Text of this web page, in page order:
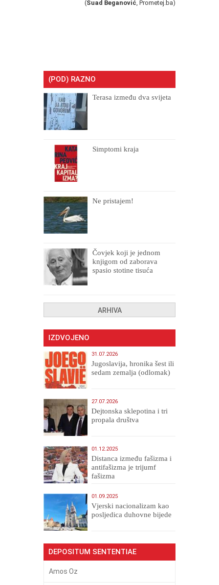
(Suad Beganović , Prometej.ba)
(POD) RAZNO
Terasa između dva svijeta
Simptomi kraja
Ne pristajem!
Čovjek koji je jednom
knjigom od zaborava
spasio stotine tisuća
ARHIVA
IZDVOJENO
31.07.2026
Jugoslavija, hronika šest ili
sedam zemalja (odlomak)
27.07.2026
Dejtonska sklepotina i tri
propala društva
01.12.2025
Distanca između fašizma i
antifašizma je trijumf
fašizma
01.09.2025
​Vjerski nacionalizam kao
posljedica duhovne bijede
DEPOSITUM SENTENTIAE
Amos Oz